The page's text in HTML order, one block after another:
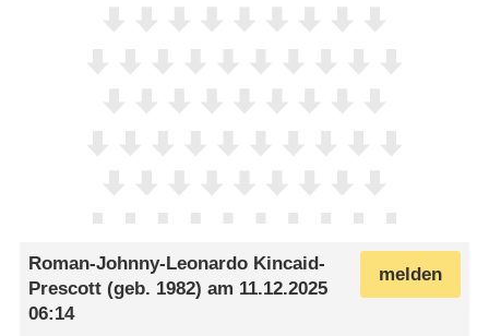
melden
Roman-Johnny-Leonardo Kincaid-
Prescott (geb. 1982) am 11.12.2025
06:14